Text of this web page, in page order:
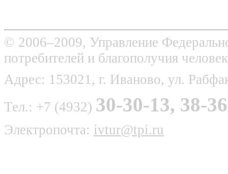
© 2006–2009, Управление
потребителей и благополучия
Адрес: 153021, г. Иваново, ул.
Тел.: +7 (4932) 30-30-13, 38-
Электропочта: ivtur@tpi.ru